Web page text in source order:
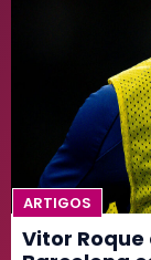
ARTIGOS
Vitor